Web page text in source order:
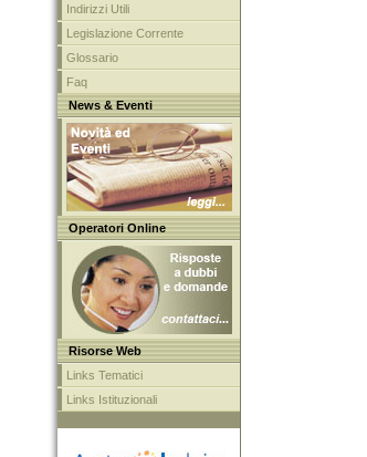
Indirizzi Utili
Legislazione Corrente
Glossario
Faq
News & Eventi
Operatori Online
Risorse Web
Links Tematici
Links Istituzionali